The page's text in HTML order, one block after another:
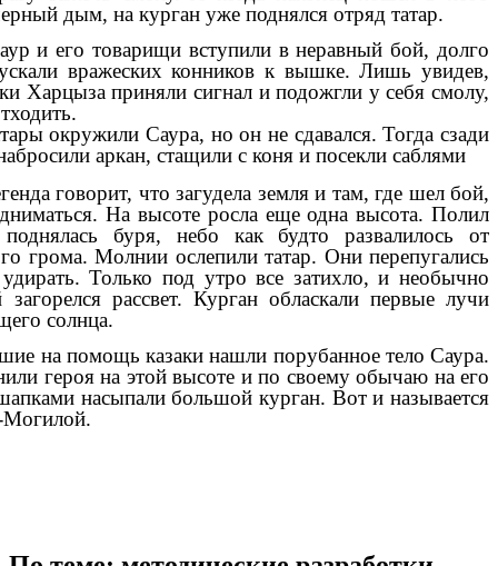
дым, на курган уже поднялся отряд татар.
и его товарищи вступили в неравный бой, долго
вражеских конников к вышке. Лишь увидев,
Харцыза приняли сигнал и подожгли у себя смолу,
окружили Саура, но он не сдавался. Тогда сзади
аркан, стащили с коня и посекли саблями
говорит, что загудела земля и там, где шел бой,
На высоте росла еще одна высота. Полил
поднялась буря, небо как будто развалилось от
грома. Молнии ослепили татар. Они перепугались
Только под утро все затихло, и необычно
загорелся рассвет. Курган обласкали первые лучи
солнца.
на помощь казаки нашли порубанное тело Саура.
героя на этой высоте и по своему обычаю на его
насыпали большой курган. Вот и называется